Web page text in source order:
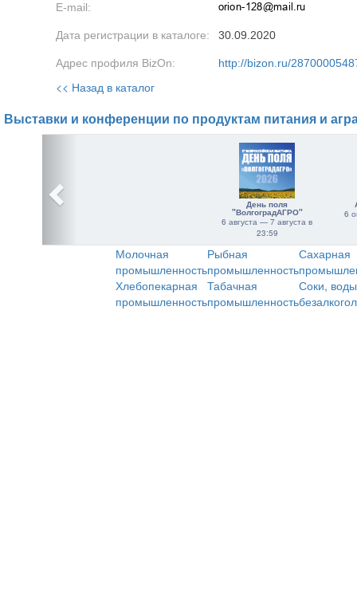
E-mail:
Дата регистрации в каталоге: 30.09.2020
Адрес профиля BizOn: http://bizon.ru/
<< Назад в каталог
Выставки и конференции по продуктам питания и
День поля
"ВолгоградАГРО"
6 августа — 7 августа в
23:59
6
Молочная
промышленность
Рыбная
промышленность
Сахарная
Хлебопекарная
промышленность
Табачная
промышленность
Соки,